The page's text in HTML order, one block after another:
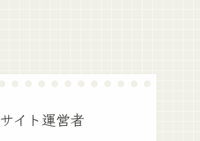
サイト運営者